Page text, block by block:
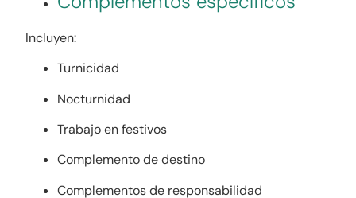
Incluyen:
Turnicidad
Nocturnidad
Trabajo en festivos
Complemento de destino
Complementos de responsabilidad